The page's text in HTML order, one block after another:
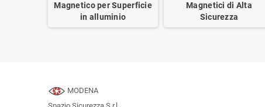
Magnetico per Superficie
in alluminio
Magnetici di Alta
Sicurezza
MODENA